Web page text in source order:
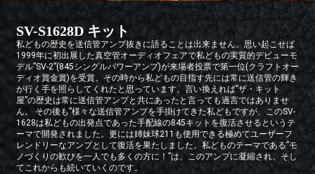
SV-S1628D キット
私どもの歴史を送信管アンプ抜きに語ることは出来ません。思い起こせば
1999年に初出展した真空管オーディオフェアで私どもの実質的デビューモ
デル”SV-2”(845シングルパワーアンプ)が来場者投票で第一位(クラフトオー
ディオ賞金賞)を受賞。その時から私どもの目指す先には常に送信管の輝き
が行く手を照らしてくれたと思っています。言い換えれば”ザ・キット
屋”の歴史は常に送信管アンプと共にあったと言っても過言ではありませ
ん。 その後も”様々な送信管アンプを手掛けてきた私どもですが、このSV-
1628は私どもの出発点であった手配線の845キットを復活させるというテ
ーマで開発されました。更には姉妹球211も使用できる極めてユーザーフ
レンドリーなアンプとして復活を果たしました。私どものテーマである”モ
ノづくりの歓びを一人でも多くの方に！”は、このアンプに凝縮され、そし
てこれからも続いていくのです。